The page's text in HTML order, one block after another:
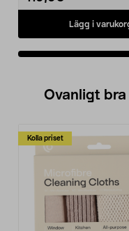
Lägg i
Ovanligt
Kolla priset